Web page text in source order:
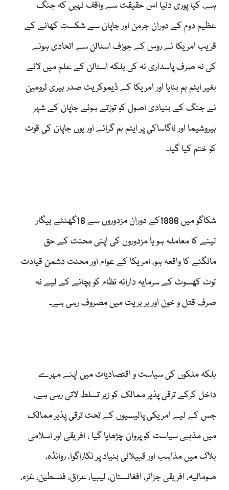
ہے، کیا پوری دنیا اس حقیقت سے واقف نہیں کہ جنگ
عظیم دوم کے دوران جرمن اور جاپان سے شکست کھانے کے
قریب امریکا نے روس کے جوزف اسٹالن سے اتحادی ہونے
کی نہ صرف پاسداری نہ کی بلکہ اسٹالن کے علم میں لائے
بغیر ایٹم بم بنایا اور امریکا کے ڈیموکریٹ صدر ہیری ٹرومین
نے جنگ کے بنیادی اصول کو توڑتے ہوئے جاپان کے شہر
ہیروشیما اور ناگاساکی پر ایٹم بم گرائے اور یوں جاپان کی قوت
کو ختم کیا گیا۔
شکاگو میں 1886کے دوران مزدوروں سے 16گھنٹے بیگار
لینے کا معاملہ ہو یا مزدوروں کی اپنی محنت کے حق
مانگنے کا واقعہ ہو، امریکا کے عوام اور محنت دشمن قیادت
لوٹ کھسوٹ کے سرمایہ دارانہ نظام کو بچانے کے لیے نہ
صرف قتل و خون اور بر بریت میں مصروف رہی ہے۔
بلکہ ملکوں کی سیاست و اقتصادیات میں اپنے مہرے
داخل کرکے ترقی پذیر ممالک کو زیر تسلط لاتی رہی ہے،
جس کے لیے امریکی پالیسیوں کے تحت ترقی پذیر ممالک
میں مذہبی سیاست کو پروان چڑھایا گیا ، افریقی اور اسلامی
بلاک میں مذاہب اور قبیلائی بنیاد پر نکاراگوا، روانڈہ،
صومالیہ، افریقی جزائر، افغانستان، لیبیا، عراق، فلسطین، غزہ،